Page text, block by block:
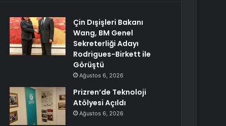
Çin Dışişleri Bakanı
Wang, BM Genel
Sekreterliği Adayı
Rodrigues-Birkett ile
Görüştü
Ağustos 6, 2026
Prizren’de Teknoloji
Atölyesi Açıldı
Ağustos 6, 2026